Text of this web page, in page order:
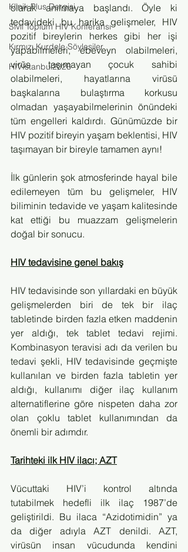
Klinik Plus Dergisi
Sivil Toplum HIV Konferansı
Kırmızı Kurdele Söyleşiler
HIVİstanbul2026
olarak anılmaya başlandı. Öyle ki
tedavideki bu harika gelişmeler, HIV
pozitif bireylerin herkes gibi her işi
yapabilmeleri, ebeveyn olabilmeleri,
virüs taşımayan çocuk sahibi
olabilmeleri, hayatlarına virüsü
başkalarına bulaştırma korkusu
olmadan yaşayabilmelerinin önündeki
tüm engelleri kaldırdı. Günümüzde bir
HIV pozitif bireyin yaşam beklentisi, HIV
taşımayan bir bireyle tamamen aynı!
İlk günlerin şok atmosferinde hayal bile
edilemeyen tüm bu gelişmeler, HIV
biliminin tedavide ve yaşam kalitesinde
kat ettiği bu muazzam gelişmelerin
doğal bir sonucu.
HIV tedavisine genel bakış
HIV tedavisinde son yıllardaki en büyük
gelişmelerden biri de tek bir ilaç
tabletinde birden fazla etken maddenin
yer aldığı, tek tablet tedavi rejimi.
Kombinasyon teravisi adı da verilen bu
tedavi şekli, HIV tedavisinde geçmişte
kullanılan ve birden fazla tabletin yer
aldığı, kullanımı diğer ilaç kullanım
alternatiflerine göre nispeten daha zor
olan çoklu tablet kullanımından da
önemli bir adımdır.
Tarihteki ilk HIV ilacı; AZT
Vücuttaki HIV’i kontrol altında
tutabilmek hedefli ilk ilaç 1987’de
geliştirildi. Bu ilaca “Azidotimidin” ya
da diğer adıyla AZT denildi. AZT,
virüsün insan vücudunda kendini